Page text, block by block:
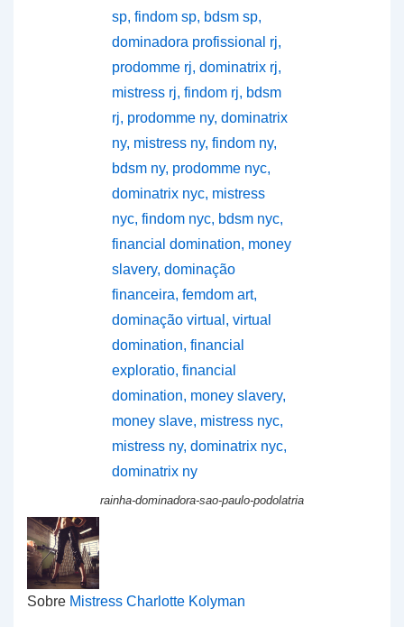
rainha-dominadora-sao-paulo-podolatria
Sobre Mistress Charlotte Kolyman